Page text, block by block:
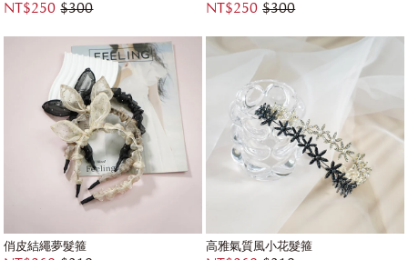
NT$250 $300 NT$250 $300
俏皮結繩夢髮箍 高雅氣質風小花髮箍